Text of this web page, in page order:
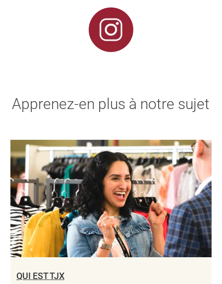
Apprenez-en plus à notre sujet
QUI EST TJX